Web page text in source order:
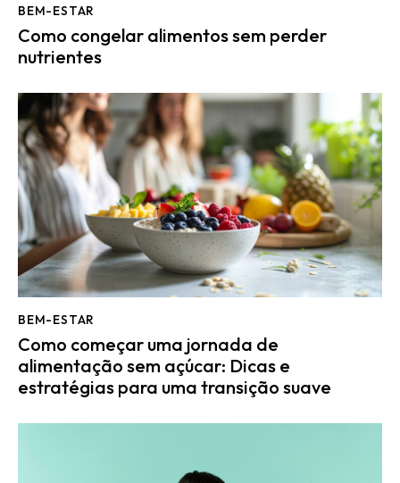
BEM-ESTAR
Como congelar alimentos sem perder
nutrientes
BEM-ESTAR
Como começar uma jornada de
alimentação sem açúcar: Dicas e
estratégias para uma transição suave